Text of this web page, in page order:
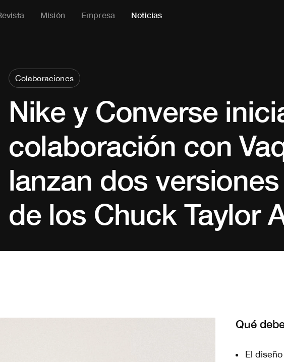
Misión Empresa Noticias
Colaboraciones
Nike y Converse
colaboración con
lanzan dos
de los Chuck Taylor
Qué
El